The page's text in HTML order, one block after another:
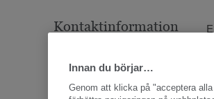
Kontaktinformation
Innan du börjar…
Genom att klicka på "acceptera